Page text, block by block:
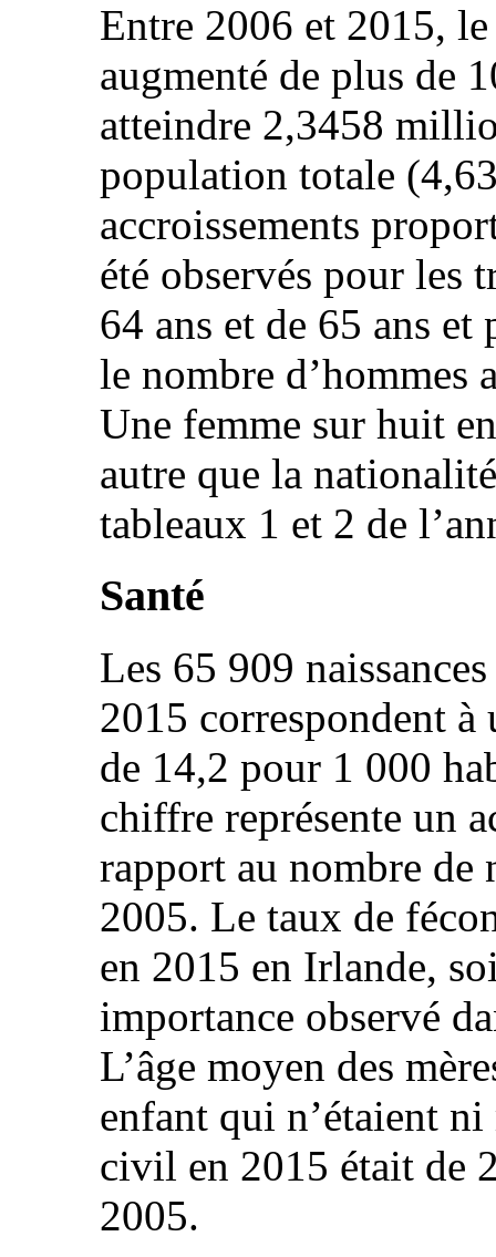
Entre 2006 et 2015,
augmenté de plus de
atteindre 2,3458
population totale
accroissements
été observés pour les
64 ans et de 65 ans
le nombre d’hommes
Une femme sur huit
autre que la
tableaux 1 et 2 de
Santé
Les 65 909
2015 correspondent
de 14,2 pour 1 000
chiffre représente un
rapport au nombre de
2005. Le taux de
en 2015 en Irlande,
importance observé
L’âge moyen des
enfant qui n’étaient
civil en 2015 était de
2005.